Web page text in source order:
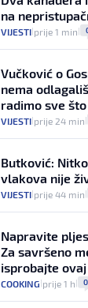
koliko iz
|2. kol. 14
na
VIJESTI prije 1 min
Vučković o
nema
radimo sve
VIJESTI prije 24 min
Butković:
vlakova nije
VIJESTI prije 44 min
Napravite
Za savršeno
isprobajte
COOKING prije 1 h 0